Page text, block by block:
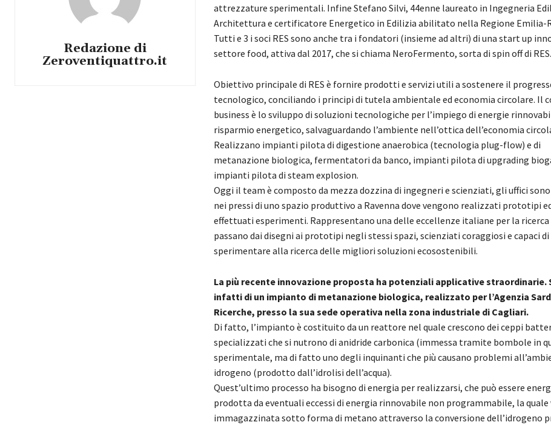
Redazione di
Zeroventiquattro.it
attrezzature sperimentali. Infine Stefano Silvi, 44enne laureato in Ingegneria
Architettura e certificatore Energetico in Edilizia abilitato nella Regione Emilia-
Tutti e 3 i soci RES sono anche tra i fondatori (insieme ad altri) di una start up
settore food, attiva dal 2017, che si chiama NeroFermento, sorta di spin off di RES.
Obiettivo principale di RES è fornire prodotti e servizi utili a sostenere il
tecnologico, conciliando i principi di tutela ambientale ed economia circolare. Il
business è lo sviluppo di soluzioni tecnologiche per l’impiego di energie
risparmio energetico, salvaguardando l’ambiente nell’ottica dell’economia
Realizzano impianti pilota di digestione anaerobica (tecnologia plug-flow) e di
metanazione biologica, fermentatori da banco, impianti pilota di upgrading
impianti pilota di steam explosion.
Oggi il team è composto da mezza dozzina di ingegneri e scienziati, gli uffici
nei pressi di uno spazio produttivo a Ravenna dove vengono realizzati prototipi
effettuati esperimenti. Rappresentano una delle eccellenze italiane per la
passano dai disegni ai prototipi negli stessi spazi, scienziati coraggiosi e capaci di
sperimentare alla ricerca delle migliori soluzioni ecosostenibili.
La più recente innovazione proposta ha potenziali applicative straordinarie.
infatti di un impianto di metanazione biologica, realizzato per l’Agenzia
Ricerche, presso la sua sede operativa nella zona industriale di Cagliari.
Di fatto, l’impianto è costituito da un reattore nel quale crescono dei ceppi
specializzati che si nutrono di anidride carbonica (immessa tramite bombole in
sperimentale, ma di fatto uno degli inquinanti che più causano problemi
idrogeno (prodotto dall’idrolisi dell’acqua).
Quest’ultimo processo ha bisogno di energia per realizzarsi, che può essere
prodotta da eventuali eccessi di energia rinnovabile non programmabile, la quale
immagazzinata sotto forma di metano attraverso la conversione dell’idrogeno